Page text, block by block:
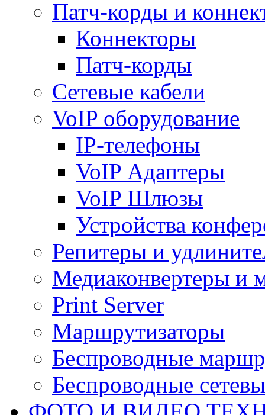
Патч-корды и
Коннекторы
Патч-корды
Сетевые кабели
VoIP оборудование
IP-телефоны
VoIP Адаптеры
VoIP Шлюзы
Устройства
Репитеры и
Медиаконвертеры и
Print Server
Маршрутизаторы
Беспроводные
Беспроводные